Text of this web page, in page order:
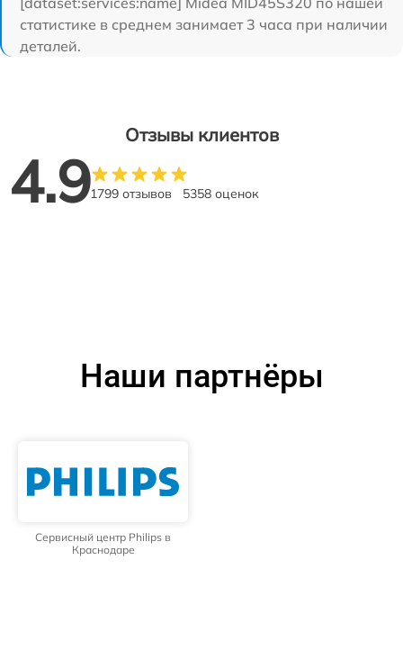
статистике в среднем занимает 3 часа при наличии
деталей.
Отзывы клиентов
4.91799 отзывов 5358 оценок
Наши партнёры
Сервисный центр Philips в
Краснодаре